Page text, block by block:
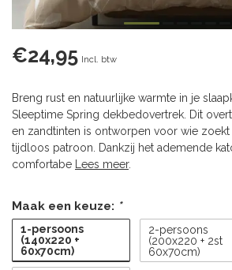
€24,95 Incl. btw
Breng rust en natuurlijke warmte in je
Sleeptime Spring dekbedovertrek. Dit
en zandtinten is ontworpen voor wie zoekt
tijdloos patroon. Dankzij het ademende
comfortabe
Lees meer.
Maak een keuze: *
1-persoons
(140x220 +
60x70cm)
2-persoons
(200x220 + 2st
60x70cm)